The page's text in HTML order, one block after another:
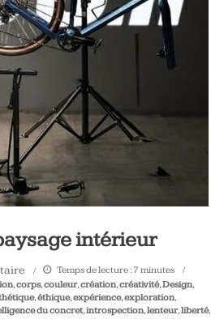
intérieur
Temps de lecture : 7 minutes
,corps,couleur,création,créativité,Design,
,éthique,expérience,exploration,
du concret,introspection,lenteur,liberté,